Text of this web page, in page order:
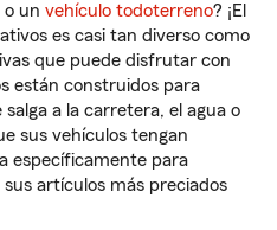
o un vehículo todoterreno? ¡El
es casi tan diverso como
que puede disfrutar con
están construidos para
a la carretera, el agua o
sus vehículos tengan
específicamente para
artículos más preciados